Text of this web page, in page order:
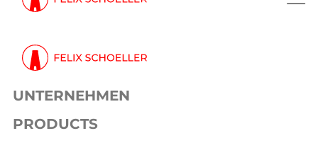
UNTERNEHMEN
PRODUCTS
15. 九月 2025 1 min
Wegweisende Impulse für die Möbel-
und Oberflächenindustrie: Felix